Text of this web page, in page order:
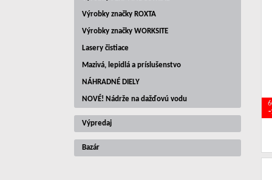
Výrobky značky ROXTA
Výrobky značky WORKSITE
Lasery čistiace
Mazivá, lepidlá a príslušenstvo
NÁHRADNÉ DIELY
NOVÉ! Nádrže na dažďovú vodu
Výpredaj
Bazár